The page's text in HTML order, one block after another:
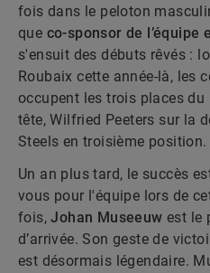
fois dans le peloton
que co-sponsor de l’équipe
s'ensuit des débuts rêvés :
Roubaix cette année-là, les
occupent les trois places du
tête, Wilfried Peeters sur la
Steels en troisième position.
Un an plus tard, le succès
vous pour l'équipe lors de
fois,Johan Museeuw est le
d’arrivée. Son geste de
est désormais légendaire.